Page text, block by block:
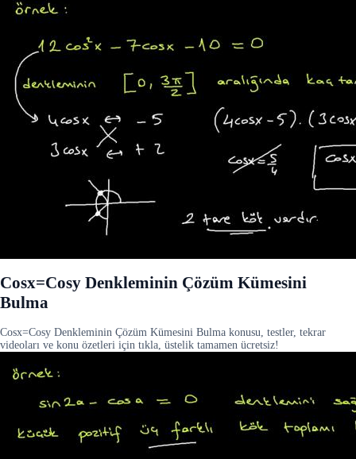
Cosx=Cosy Denkleminin Çözüm Kümesini
Bulma
Cosx=Cosy Denkleminin Çözüm Kümesini Bulma konusu, testler, tekrar
videoları ve konu özetleri için tıkla, üstelik tamamen ücretsiz!